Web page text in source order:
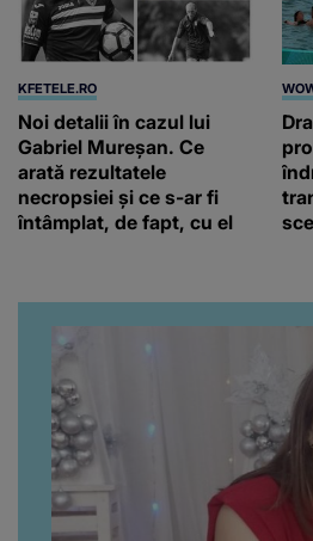
KFETELE.RO
Noi detalii în cazul lui
Gabriel Mureșan. Ce
arată rezultatele
necropsiei și ce s-ar fi
întâmplat, de fapt, cu el